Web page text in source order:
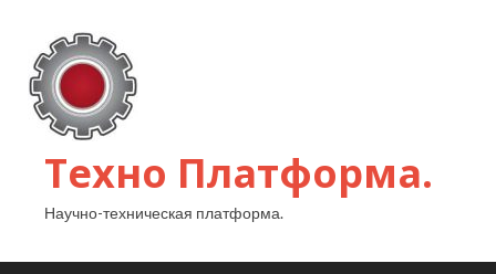
Техно Платформа.
Научно-техническая платформа.